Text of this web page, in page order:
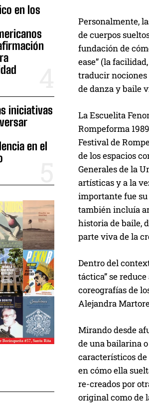
en los
iniciativas
en el
Personalmente,
de cuerpos
fundación de
ease” (la
traducir nociones
de danza y baile
La Escuelita
Rompeforma
Festival de
de los espacios
Generales de la
artísticas y a la
importante fue
también incluía
historia de baile,
parte viva de la
Dentro del
táctica” se
coreografías de
Alejandra
Mirando desde
de una bailarina
característicos
en cómo ella
re-creados por
original como de